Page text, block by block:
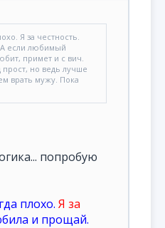
Я за честность.
если любимый
примет и с вич.
но ведь лучше
врать мужу. Пока
попробую
плохо. Я за
и прощай.